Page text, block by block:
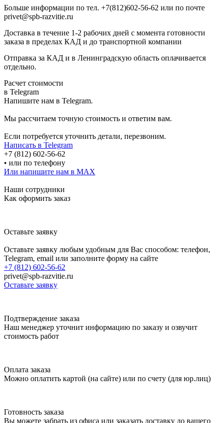
Больше информации по тел. +7(812)602-56-62 или по почте
privet@spb-razvitie.ru
Доставка в течение 1-2 рабочих дней с момента готовности
заказа в пределах КАД и до транспортной компании
Отправка за КАД и в Ленинградскую область оплачивается
отдельно.
Расчет стоимости
в Telegram
Напишите нам в Telegram.
Мы рассчитаем точную стоимость и ответим вам.
Если потребуется уточнить детали, перезвоним.
Написать в Telegram
+7 (812) 602-56-62
• или по телефону
Или напишите нам в MAX
Наши сотрудники
Как оформить заказ
Оставьте заявку
Оставьте заявку любым удобным для Вас способом: телефон,
Telegram, email или заполните форму на сайте
+7 (812) 602-56-62
privet@spb-razvitie.ru
Оставьте заявку
Подтверждение заказа
Наш менеджер уточнит информацию по заказу и озвучит
стоимость работ
Оплата заказа
Можно оплатить картой (на сайте) или по счету (для юр.лиц)
Готовность заказа
Вы можете забрать из офиса или заказать доставку до вашего